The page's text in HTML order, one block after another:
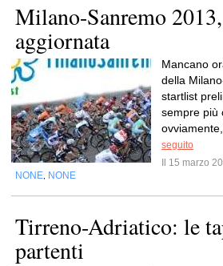
Milano-Sanremo
aggiornata
Mancano
della
startlist
sempre più
seguito
Il 15 marzo
NONE NONE
Tirreno-Adriatico: le
partenti